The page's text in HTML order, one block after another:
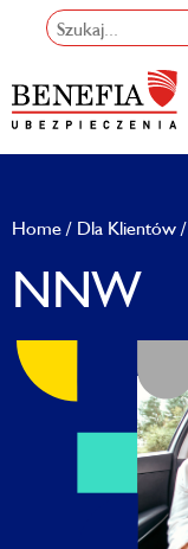
Home Dla Klientów
NNW